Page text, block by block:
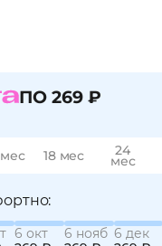
ПО 269 ₽
мес 18 мес 24
мес
6 окт
6 нояб 6 дек